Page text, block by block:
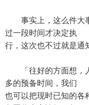
事实上，这么件大事
过一段时间才决定执
行，这次也不过就是通
「往好的方面想，人
多的预备时间，我们
也可以把现时已知的各